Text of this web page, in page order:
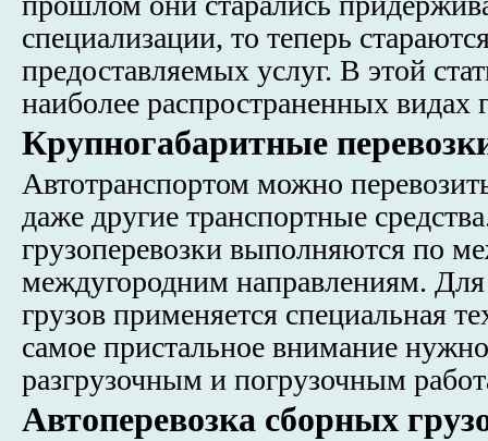
специализации, то теперь
предоставляемых услуг. В этой
наиболее распространенных видах
Крупногабаритные
Автотранспортом можно
даже другие транспортные
грузоперевозки выполняются по
междугородним направлениям.
грузов применяется специальная
самое пристальное внимание
разгрузочным и погрузочным
Автоперевозка сборных